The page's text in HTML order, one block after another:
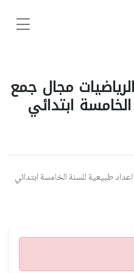
مجال جمع
ابتدائي
طبيعية للسنة الخامسة ابتدائي